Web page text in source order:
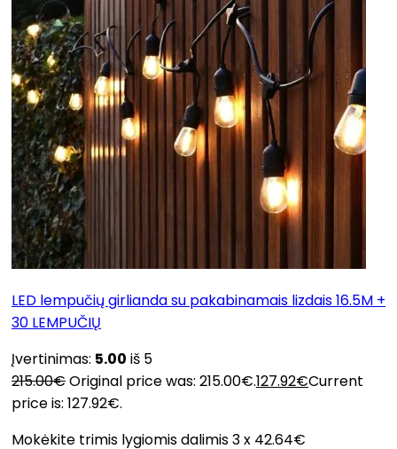
LED lempučių girlianda su pakabinamais lizdais 16.5M +
30 LEMPUČIŲ
Įvertinimas: 5.00 iš 5
215.00€Original price was: 215.00€.127.92€Current
price is: 127.92€.
Mokėkite trimis lygiomis dalimis 3 x 42.64€